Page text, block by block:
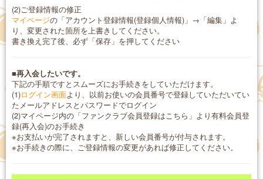
(2)ご登録情報の修正
マイページの「アカウント登録情報(登録個人情報)」→「編集」よ
り、変更された箇所を上書きしてください。
書き換え完了後、必ず「保存」を押してください
■再入会したいです。
下記の手順ですとスムーズにお手続きをしていただけます。
(1)ログイン画面より、以前お使いの会員番号で登録していただいてい
たメールアドレスとパスワードでログイン
(2)マイページ内の「ファンクラブ会員登録はこちら」より有料会員登
録(再入会)のお手続き
※お支払いが完了されますと、新しい会員番号が付与されます。
※お手続きの際に、ご登録情報の変更があれば修正してください。